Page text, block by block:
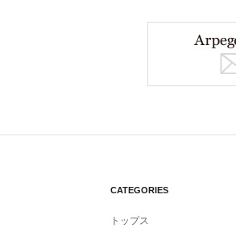
CATEGORIES
トップス